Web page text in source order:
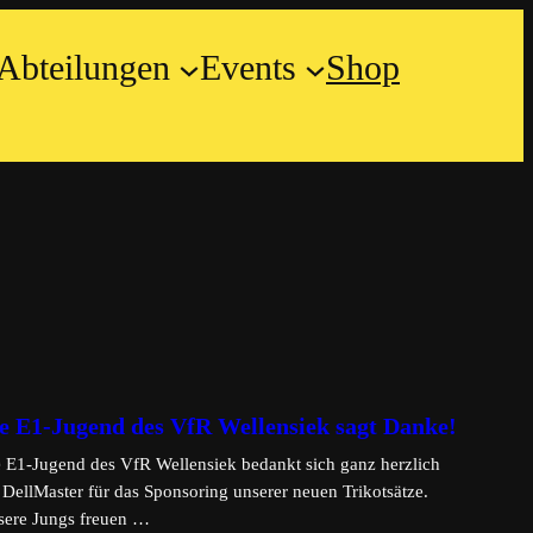
Events Shop
E1-Jugend des VfR Wellensiek sagt Danke!
E1-Jugend des VfR Wellensiek bedankt sich ganz herzlich
für das Sponsoring unserer neuen Trikotsätze.
Jungs freuen …